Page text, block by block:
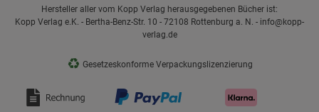
Hersteller aller vom Kopp Verlag herausgegebenen Bücher ist:
Kopp Verlag e.K. - Bertha-Benz-Str. 10 - 72108 Rottenburg a. N. - info@kopp-
verlag.de
♻ Gesetzeskonforme Verpackungslizenzierung